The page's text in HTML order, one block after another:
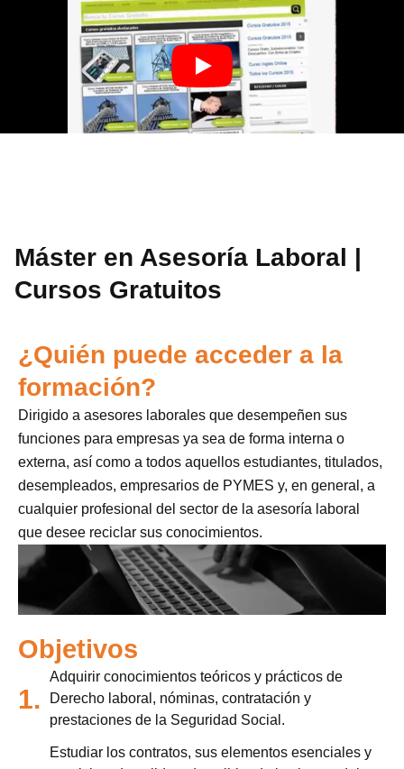
Máster en Asesoría Laboral |
Cursos Gratuitos
¿Quién puede acceder a la
formación?
Dirigido a asesores laborales que desempeñen sus
funciones para empresas ya sea de forma interna o
externa, así como a todos aquellos estudiantes, titulados,
desempleados, empresarios de PYMES y, en general, a
cualquier profesional del sector de la asesoría laboral
que desee reciclar sus conocimientos.
Objetivos
1.
Adquirir conocimientos teóricos y prácticos de
Derecho laboral, nóminas, contratación y
prestaciones de la Seguridad Social.
Estudiar los contratos, sus elementos esenciales y